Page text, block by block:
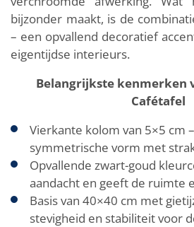
bijzonder maakt, is de
– een opvallend decoratief
eigentijdse interieurs.
Belangrijkste kenmerken
Cafétafel
Vierkante kolom van 5×5 cm
symmetrische vorm met
Opvallende zwart-goud
aandacht en geeft de ruimte
Basis van 40×40 cm met
stevigheid en stabiliteit voor